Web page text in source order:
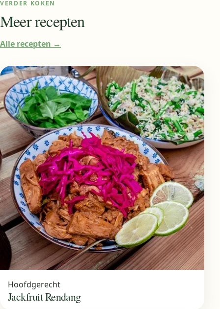
VERDER KOKEN
Meer recepten
Alle recepten →
Hoofdgerecht
Jackfruit Rendang